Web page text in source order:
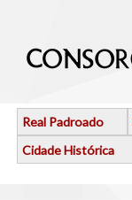
Real Padroado
Cidade Histórica